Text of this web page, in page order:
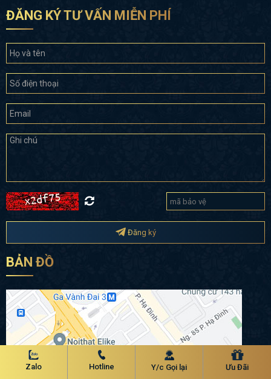
ĐĂNG KÝ TƯ VẤN MIỄN PHÍ
Đăng ký
BẢN ĐỒ
Zalo Hotline Y/c Gọi lại Ưu Đãi